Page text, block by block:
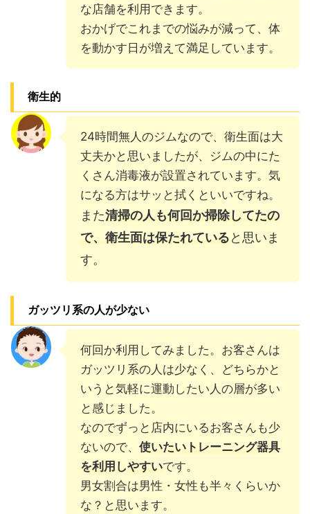
な店舗を利用できます。
おかげでこれまでの悩みが減って、体
を動かす日が増えて満足しています。
衛生的
24時間無人のジムなので、衛生面は大
丈夫かと思いましたが、ジムの中にた
くさん消毒液が設置されています。気
になる方はサッと拭くといいですね。
また清掃の人も何回か掃除してたの
で、衛生面は保たれていると思いま
す。
ガッツリ系の人が少ない
何回か利用してみました。お客さんは
ガッツリ系の人は少なく、どちらかと
いうと気軽に運動したい人の層が多い
と感じました。
なのでずっと店内にいるお客さんも少
ないので、 使いたいトレーニング器具
を利用しやすいです。
男女割合は男性・女性も半々くらいか
な？と思います。